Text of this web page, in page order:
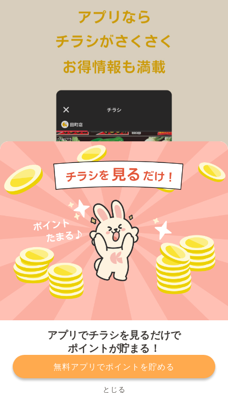
アプリでチラシを見るだけで
ポイントが貯まる！
無料アプリでポイントを貯める
とじる
プライバシーポリシー 利用規約
運営会社
サービスに関してのお問い合わせ